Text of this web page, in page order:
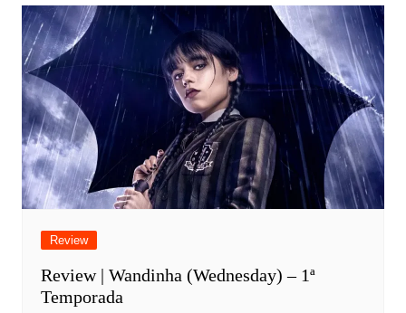
Review
Review | Wandinha (Wednesday) – 1ª
Temporada